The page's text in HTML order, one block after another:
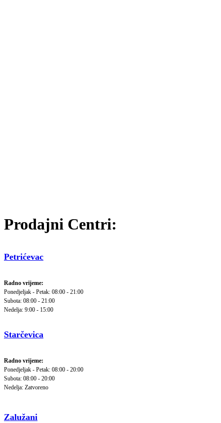
Prodajni Centri:
Petrićevac
Radno vrijeme:
Ponedjeljak - Petak: 08:00 - 21:00
Subota: 08:00 - 21:00
Nedelja: 9:00 - 15:00
Starčevica
Radno vrijeme:
Ponedjeljak - Petak: 08:00 - 20:00
Subota: 08:00 - 20:00
Nedelja: Zatvoreno
Zalužani